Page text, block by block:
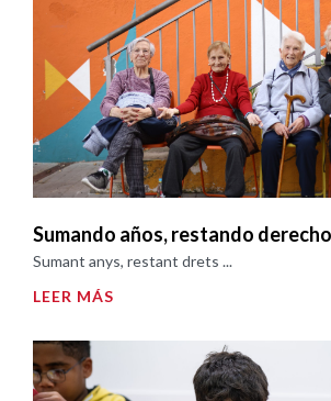
Sumando años, restando
Sumant anys, restant drets ...
LEER MÁS